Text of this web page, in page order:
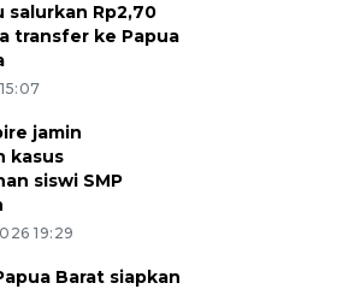
salurkan Rp2,70
transfer ke Papua
jamin
kasus
siswi SMP
19:29
Barat siapkan